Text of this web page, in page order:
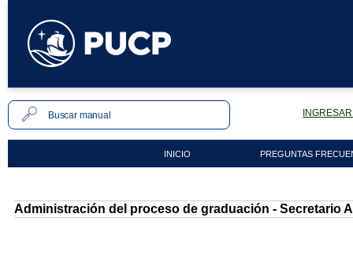
INICIO PREGUNTAS
Administración del proceso de graduación - Secretario